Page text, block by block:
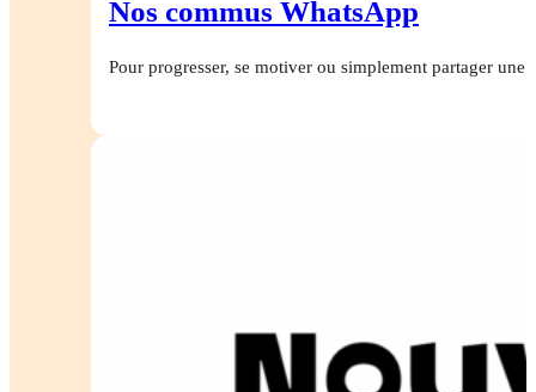
Nos commus WhatsApp
Pour progresser, se motiver ou simplement partager